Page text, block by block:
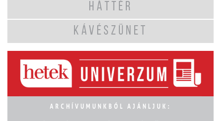
HÁTTÉR
KÁVÉSZÜNET
ARCHÍVUMUNKBÓL AJÁNLJUK: